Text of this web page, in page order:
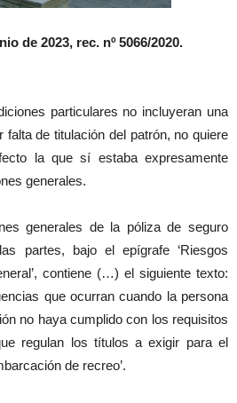
de 2023, rec. nº 5066/2020.
particulares no incluyeran una
falta de titulación del patrón, no quiere
la que sí estaba expresamente
generales.
generales de la póliza de seguro
partes, bajo el epígrafe ‘Riesgos
contiene (…) el siguiente texto:
que ocurran cuando la persona
no haya cumplido con los requisitos
regulan los títulos a exigir para el
de recreo’.